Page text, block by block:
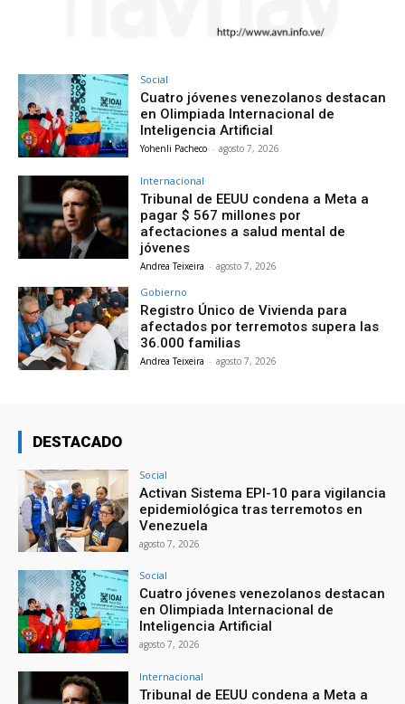
Social
Cuatro jóvenes venezolanos destacan
en Olimpiada Internacional de
Inteligencia Artificial
Yohenli Pacheco - agosto 7, 2026
Internacional
Tribunal de EEUU condena a Meta a
pagar $ 567 millones por
afectaciones a salud mental de
jóvenes
Andrea Teixeira - agosto 7, 2026
Gobierno
Registro Único de Vivienda para
afectados por terremotos supera las
36.000 familias
Andrea Teixeira - agosto 7, 2026
DESTACADO
Social
Activan Sistema EPI-10 para vigilancia
epidemiológica tras terremotos en
Venezuela
agosto 7, 2026
Social
Cuatro jóvenes venezolanos destacan
en Olimpiada Internacional de
Inteligencia Artificial
agosto 7, 2026
Internacional
Tribunal de EEUU condena a Meta a